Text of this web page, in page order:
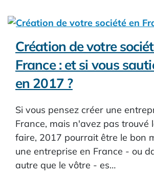
Création de votre
France : et si vous
en 2017 ?
Si vous pensez créer une
France, mais n'avez pas trouvé
faire, 2017 pourrait être le bon
une entreprise en France - ou
autre que le vôtre - es…